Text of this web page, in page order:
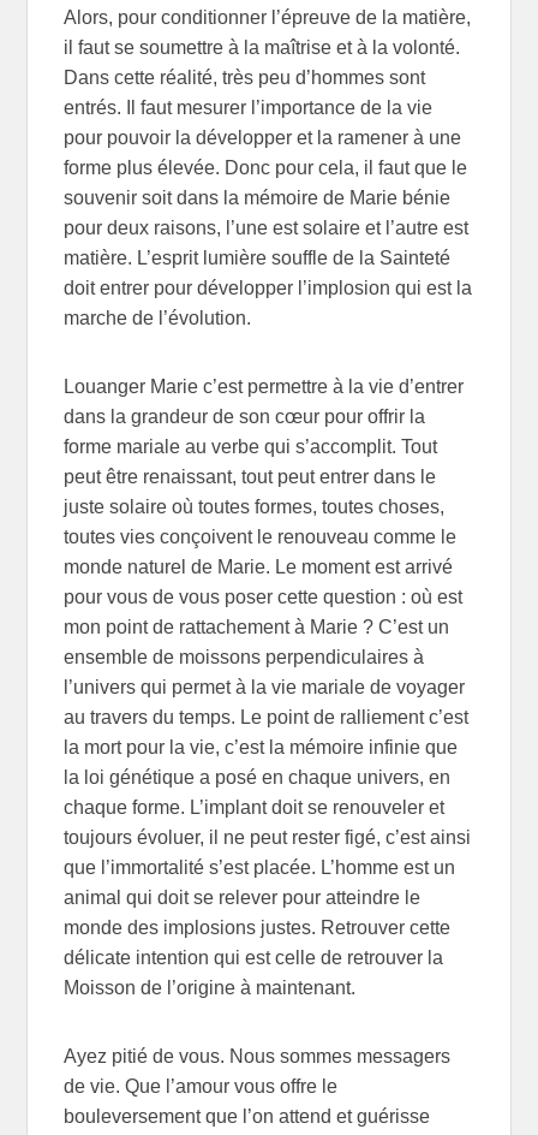
Alors, pour conditionner l’épreuve de la matière,
il faut se soumettre à la maîtrise et à la volonté.
Dans cette réalité, très peu d’hommes sont
entrés. Il faut mesurer l’importance de la vie
pour pouvoir la développer et la ramener à une
forme plus élevée. Donc pour cela, il faut que le
souvenir soit dans la mémoire de Marie bénie
pour deux raisons, l’une est solaire et l’autre est
matière. L’esprit lumière souffle de la Sainteté
doit entrer pour développer l’implosion qui est la
marche de l’évolution.
Louanger Marie c’est permettre à la vie d’entrer
dans la grandeur de son cœur pour offrir la
forme mariale au verbe qui s’accomplit. Tout
peut être renaissant, tout peut entrer dans le
juste solaire où toutes formes, toutes choses,
toutes vies conçoivent le renouveau comme le
monde naturel de Marie. Le moment est arrivé
pour vous de vous poser cette question : où est
mon point de rattachement à Marie ? C’est un
ensemble de moissons perpendiculaires à
l’univers qui permet à la vie mariale de voyager
au travers du temps. Le point de ralliement c’est
la mort pour la vie, c’est la mémoire infinie que
la loi génétique a posé en chaque univers, en
chaque forme. L’implant doit se renouveler et
toujours évoluer, il ne peut rester figé, c’est ainsi
que l’immortalité s’est placée. L’homme est un
animal qui doit se relever pour atteindre le
monde des implosions justes. Retrouver cette
délicate intention qui est celle de retrouver la
Moisson de l’origine à maintenant.
Ayez pitié de vous. Nous sommes messagers
de vie. Que l’amour vous offre le
bouleversement que l’on attend et guérisse